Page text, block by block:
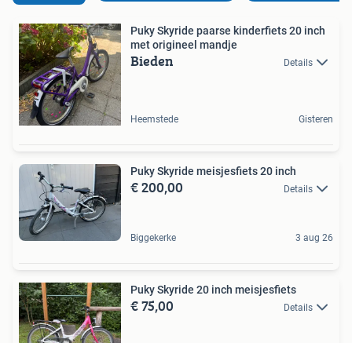
Puky Skyride paarse kinderfiets 20 inch
met origineel mandje
Bieden Details
Heemstede Gisteren
Puky Skyride meisjesfiets 20 inch
€ 200,00 Details
Biggekerke 3 aug 26
Puky Skyride 20 inch meisjesfiets
€ 75,00 Details